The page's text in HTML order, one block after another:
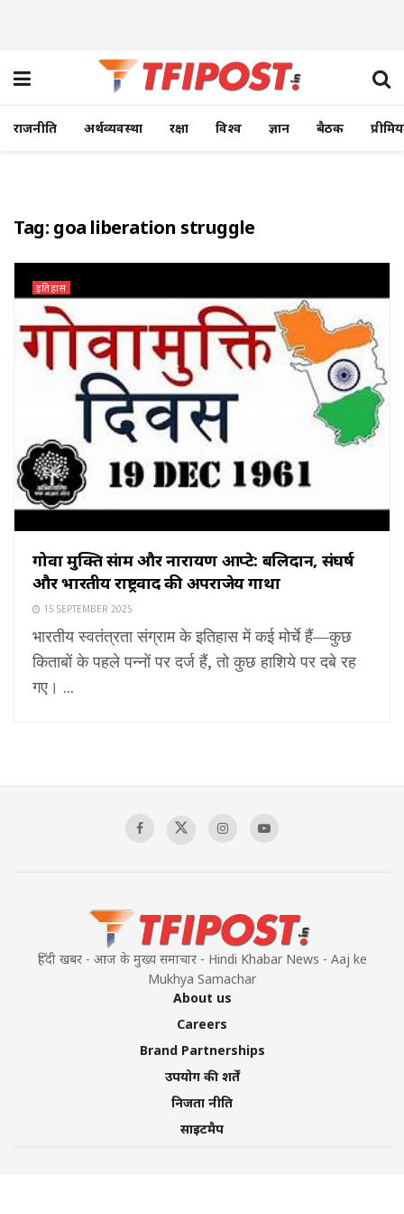
राजनीति अर्थव्यवस्था रक्षा विश्व ज्ञान बैठक
Tag: goa liberation struggle
इतिहास
गोवा मुक्ति संग्राम और नारायण आप्टे: बलिदान, संघर्ष
और भारतीय राष्ट्रवाद की अपराजेय गाथा
15 SEPTEMBER 2025
भारतीय स्वतंत्रता संग्राम के इतिहास में कई मोर्चे हैं—कुछ
किताबों के पहले पन्नों पर दर्ज हैं, तो कुछ हाशिये पर दबे रह
गए। ...
हिंदी खबर - आज के मुख्य समाचार - Hindi Khabar News - Aaj ke
Mukhya Samachar
About us
Careers
Brand Partnerships
उपयोग की शर्तें
निजता नीति
साइटमैप